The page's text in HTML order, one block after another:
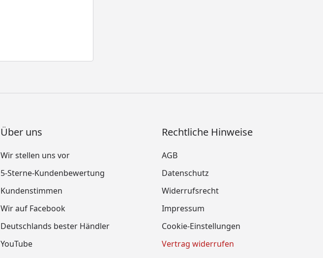
Über uns
Wir stellen uns vor
5-Sterne-Kundenbewertung
Kundenstimmen
Wir auf Facebook
Deutschlands bester Händler
YouTube
Rechtliche Hinweise
AGB
Datenschutz
Widerrufsrecht
Impressum
Cookie-Einstellungen
Vertrag widerrufen